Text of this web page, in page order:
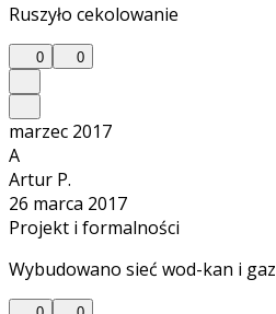
Ruszyło cekolowanie
0 0
marzec 2017
A
Artur P.
26 marca 2017
Projekt i formalności
Wybudowano sieć wod-kan i gaz